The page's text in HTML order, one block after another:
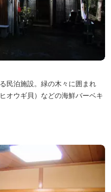
民泊施設。緑の木々に囲まれ
オウギ貝）などの海鮮バーベキ